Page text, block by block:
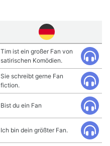
Tim ist ein großer Fan von
satirischen Komödien.
Sie schreibt gerne Fan
fiction.
Bist du ein Fan
Ich bin dein größter Fan.